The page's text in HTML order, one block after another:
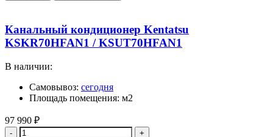
Канальный кондиционер Kentatsu
KSKR70HFAN1 / KSUT70HFAN1
В наличии:
Самовывоз: сегодня
Площадь помещения: м2
97 990 ₽
Количество